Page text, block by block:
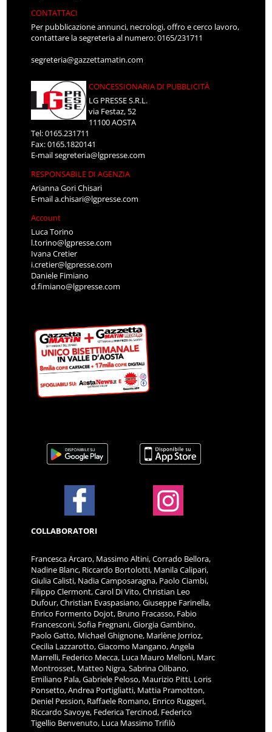
CONTATTACI
Per pubblicazione annunci, necrologi, offro e cerco lavoro,
contattare la segreteria al numero: 0165/231711
segreteria@gazzettamatin.com
CONCESSIONARIA DI PUBBLICITÀ
LG PRESSE S.R.L.
via Festaz, 52
11100 AOSTA
Tel: 0165.231711
Fax: 0165.1820141
E-mailsegreteria@lgpresse.com
RESPONSABILE DI AGENZIA
Arianna Gori Chisari
E-maila.chisari@lgpresse.com
Account
Luca Torino
l.torino@lgpresse.com
Ivana Cretier
i.cretier@lgpresse.com
Daniele Fimiano
d.fimiano@lgpresse.com
COLLABORATORI
Francesca Arcaro, Massimo Altini, Corrado Bellora,
Nadine Blanc, Riccardo Bortolotti, Manila Calipari,
Giulia Calisti, Nadia Camposaragna, Paolo Ciambi,
Filippo Clermont, Carol Di Vito, Christian Leo
Dufour, Christian Evaspasiano, Giuseppe Farinella,
Enrico Formento Dojot, Bruno Fracasso, Fabio
Francesconi, Sofia Fregnani, Giorgia Gambino,
Paolo Gatto, Michael Ghignone, Marlène Jorrioz,
Cecilia Lazzarotto, Giacomo Mangano, Angela
Marrelli, Federico Mecca, Luca Mauro Melloni, Marc
Montrosset, Matteo Nigra, Sabrina Olibano,
Emiliano Pala, Gabriele Peloso, Maurizio Pitti, Loris
Ponsetto, Andrea Portigliatti, Mattia Pramotton,
Deniel Pession, Raffaele Romano, Enrico Ruggeri,
Riccardo Savoye, Federica Tercinod, Federico
Tigellio Benvenuto, Luca Massimo Trifilò